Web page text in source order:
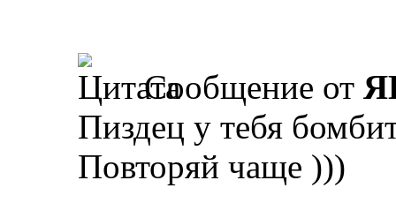
Сообщение от
Пиздец у тебя
Повторяй чаще )))